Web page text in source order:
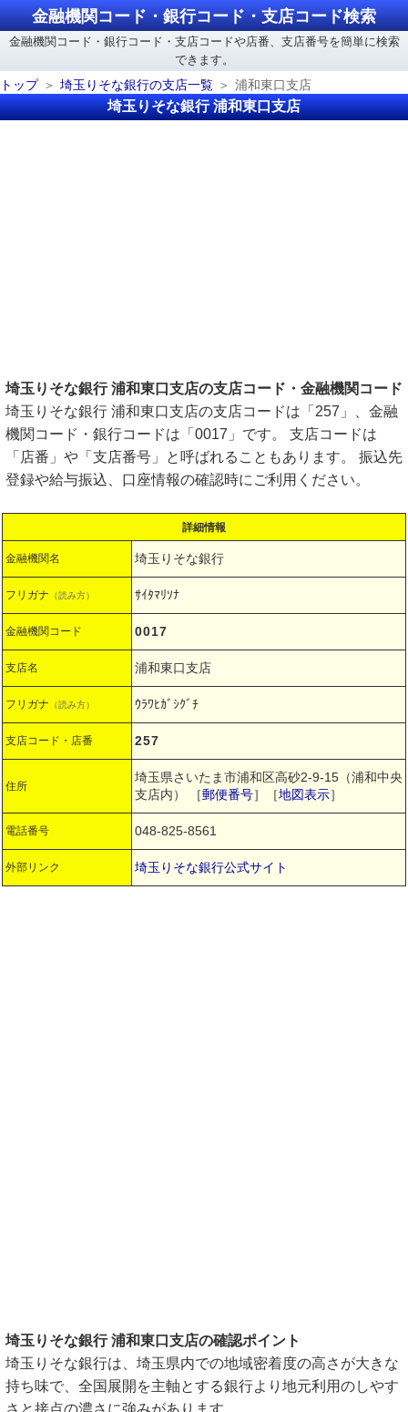
金融機関コード・銀行コード・支店コード検索
金融機関コード・銀行コード・支店コードや店番、支店番号を簡単に検索
できます。
トップ
埼玉りそな銀行の支店一覧 浦和東口支店
埼玉りそな銀行 浦和東口支店
埼玉りそな銀行 浦和東口支店の支店コード・金融機関コード
埼玉りそな銀行 浦和東口支店の支店コードは「257」、金融
機関コード・銀行コードは「0017」です。 支店コードは
「店番」や「支店番号」と呼ばれることもあります。 振込先
登録や給与振込、口座情報の確認時にご利用ください。
詳細情報
金融機関名 埼玉りそな銀行
フリガナ （読み方） ｻｲﾀﾏﾘｿﾅ
金融機関コード 0017
支店名 浦和東口支店
フリガナ （読み方） ｳﾗﾜﾋｶﾞｼｸﾞﾁ
支店コード・店番 257
住所
埼玉県さいたま市浦和区高砂2-9-15（浦和中央
支店内）
［郵便番号］［地図表示］
電話番号 048-825-8561
外部リンク 埼玉りそな銀行公式サイト
埼玉りそな銀行 浦和東口支店の確認ポイント
埼玉りそな銀行は、埼玉県内での地域密着度の高さが大きな
持ち味で、全国展開を主軸とする銀行より地元利用のしやす
さと接点の濃さに強みがあります。